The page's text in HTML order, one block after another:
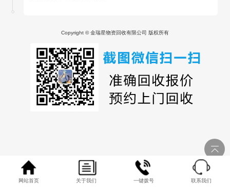
Copyright © 金瑞星物资回收有限公司 版权所有
网站首页 关于我们 一键拨号 联系我们